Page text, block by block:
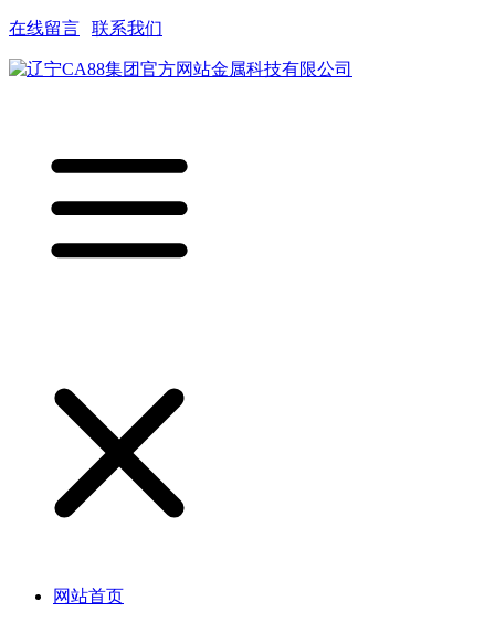
在线留言 联系我们
网站首页